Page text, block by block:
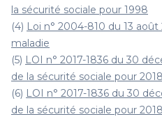
la sécurité sociale pour 1998
(4) Loi n° 2004-810 du 13 août
maladie
(5) LOI n° 2017-1836 du 30
de la sécurité sociale pour 2018
(6) LOI n° 2017-1836 du 30
de la sécurité sociale pour 2018